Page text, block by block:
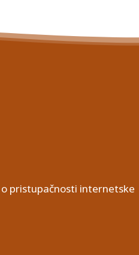
pristupačnosti internetske